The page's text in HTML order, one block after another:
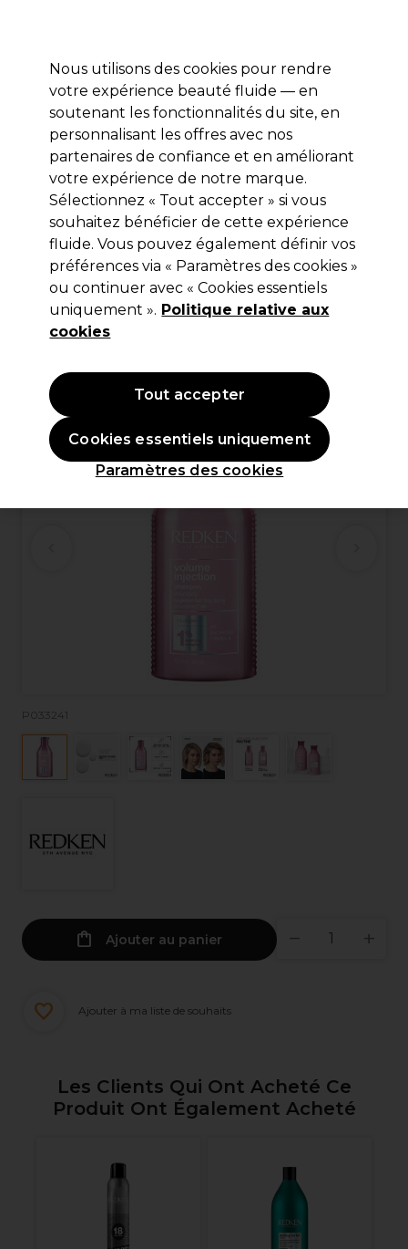
Se connecter
Marques Bons plans Coiffure Electro et Matériel
Livraison et délais
lire la suite
Redken
Redken Volume Injection
Shampooing 300ml
(2)
14,20 €Hors TVA
P033241
Ajouter au panier
Ajouter à ma liste de souhaits
Les Clients Qui Ont Acheté Ce
Produit Ont Également Acheté
Nous utilisons des cookies pour rendre
votre expérience beauté fluide — en
soutenant les fonctionnalités du site, en
personnalisant les offres avec nos
partenaires de confiance et en améliorant
votre expérience de notre marque.
Sélectionnez « Tout accepter » si vous
souhaitez bénéficier de cette expérience
fluide. Vous pouvez également définir vos
préférences via « Paramètres des cookies »
ou continuer avec « Cookies essentiels
uniquement ». Politique relative aux
cookies
Paramètres des cookies
Cookies essentiels uniquement
Tout accepter